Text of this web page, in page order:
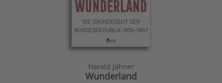
Harald Jähner
Wunderland